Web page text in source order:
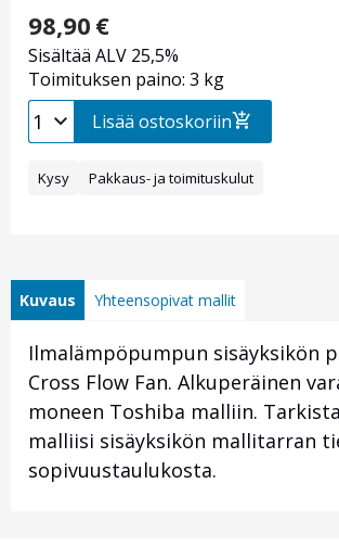
98,90 €
Sisältää ALV 25,5%
Toimituksen paino: 3 kg
Lisää ostoskoriin
Kysy Pakkaus- ja toimituskulut
Kuvaus Yhteensopivat mallit
Ilmalämpöpumpun sisäyksikön
Cross Flow Fan. Alkuperäinen
moneen Toshiba malliin.
malliisi sisäyksikön mallitarran
sopivuustaulukosta.